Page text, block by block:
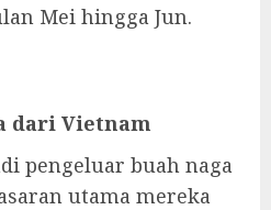
Mei hingga Jun.
dari Vietnam
pengeluar buah naga
utama mereka